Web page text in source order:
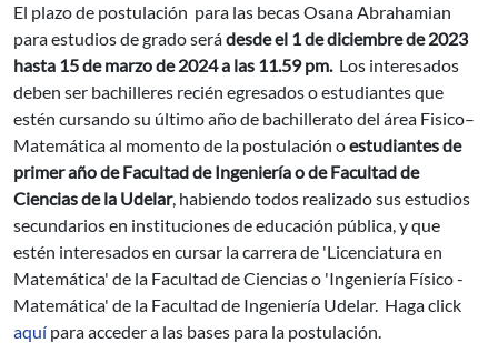
El plazo de postulación para las becas Osana Abrahamian
para estudios de grado serádesde el 1 de diciembre de 2023
hasta 15 de marzo de 2024 a las 11.59 pm. Los interesados
deben ser bachilleres recién egresados o estudiantes que
estén cursando su último año de bachillerato del área Fisico–
Matemática al momento de la postulación oestudiantes de
primer año de Facultad de Ingeniería o de Facultad de
Ciencias de la Udelar, habiendo todos realizado sus estudios
secundarios en instituciones de educación pública, y que
estén interesados en cursar la carrera de 'Licenciatura en
Matemática' de la Facultad de Ciencias o 'Ingeniería Físico -
Matemática' de la Facultad de Ingeniería Udelar. Haga click
aquí para acceder a las bases para la postulación.